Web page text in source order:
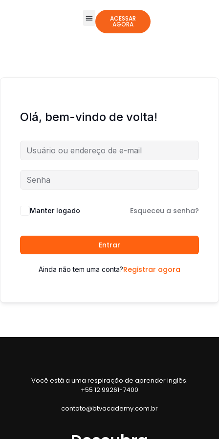
ACESSAR
AGORA
Olá, bem-vindo de volta!
Manter logado Esqueceu a senha?
Entrar
Ainda não tem uma conta?Registrar agora
Você está a uma respiração de aprender inglês.
+55 12 99261-7400
contato@btvacademy.com.br